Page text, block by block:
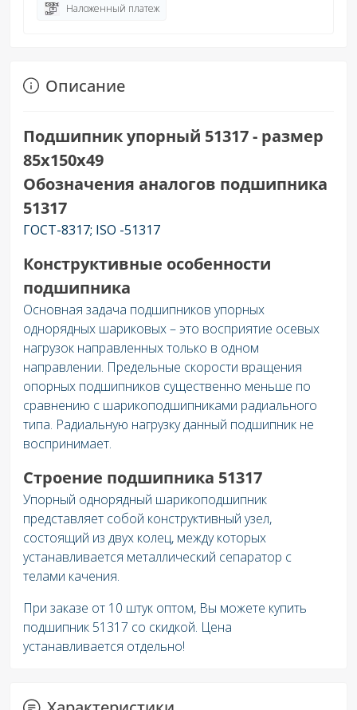
Наложенный платеж
Описание
Подшипник упорный 51317 - размер
85х150х49
Обозначения аналогов подшипника
51317
ГОСТ-8317; ISO -51317
Конструктивные особенности
подшипника
Основная задача подшипников упорных
однорядных шариковых – это восприятие осевых
нагрузок направленных только в одном
направлении. Предельные скорости вращения
опорных подшипников существенно меньше по
сравнению с шарикоподшипниками радиального
типа. Радиальную нагрузку данный подшипник не
воспринимает.
Строение подшипника 51317
Упорный однорядный шарикоподшипник
представляет собой конструктивный узел,
состоящий из двух колец, между которых
устанавливается металлический сепаратор с
телами качения.
При заказе от 10 штук оптом, Вы можете купить
подшипник 51317 со скидкой. Цена
устанавливается отдельно!